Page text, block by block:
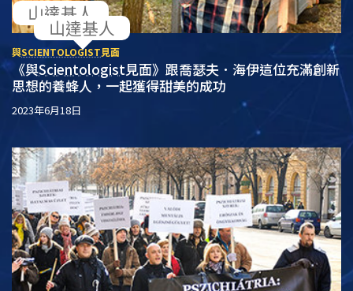
與SCIENTOLOGIST見面
《與Scientologist見面》跟喬瑟夫．海伊這位充滿創新
思想的養蜂人，一起獲得甜美的成功
2023年6月18日
山達基人
山達基人